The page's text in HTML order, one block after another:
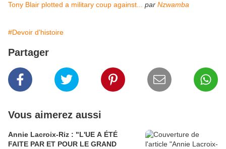
Tony Blair plotted a military coup against... par Nzwamba
#Devoir d'histoire
Partager
Vous aimerez aussi
Annie Lacroix-Riz : "L'UE A ÉTÉ
FAITE PAR ET POUR LE GRAND